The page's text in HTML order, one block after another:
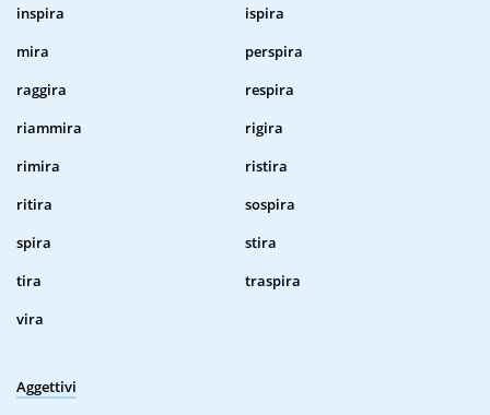
inspira
ispira
mira
perspira
raggira
respira
riammira
rigira
rimira
ristira
ritira
sospira
spira
stira
tira
traspira
vira
Aggettivi